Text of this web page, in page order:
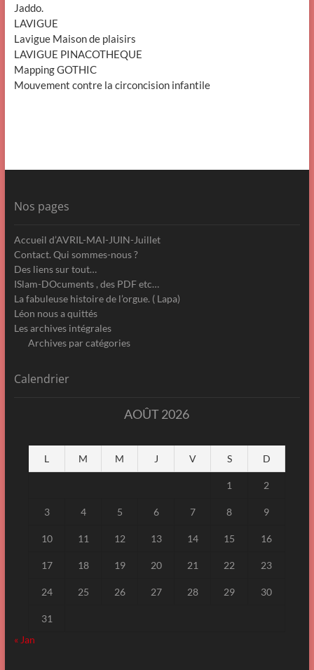
Jaddo.
LAVIGUE
Lavigue Maison de plaisirs
LAVIGUE PINACOTHEQUE
Mapping GOTHIC
Mouvement contre la circoncision infantile
Nos pages
Accueil d’AVRIL-MAI-JUIN-Juillet
Contact. Qui sommes-nous ?
Des liens sur tout…
ISlam-DOcuments , des PDF etc…
La fabuleuse histoire de l’orgue. ( Lapa)
Léon nous a quittés
Les archives intégrales
Archives par catégories
Calendrier
AOÛT 2026
L M M J V S D
1 2
3 4 5 6 7 8 9
10 11 12 13 14 15 16
17 18 19 20 21 22 23
24 25 26 27 28 29 30
31
« Jan